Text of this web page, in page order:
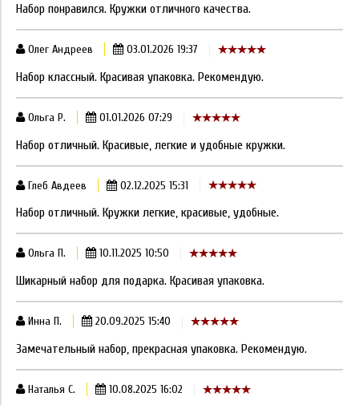
Набор понравился. Кружки отличного качества.
Олег Андреев 03.01.2026 19:37
Набор классный. Красивая упаковка. Рекомендую.
Ольга Р. 01.01.2026 07:29
Набор отличный. Красивые, легкие и удобные кружки.
Глеб Авдеев 02.12.2025 15:31
Набор отличный. Кружки легкие, красивые, удобные.
Ольга П. 10.11.2025 10:50
Шикарный набор для подарка. Красивая упаковка.
Инна П. 20.09.2025 15:40
Замечательный набор, прекрасная упаковка. Рекомендую.
Наталья С. 10.08.2025 16:02